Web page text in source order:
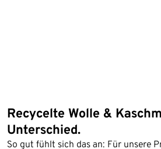
Recycelte Wolle &
Unterschied.
So gut fühlt sich das an: Für unsere